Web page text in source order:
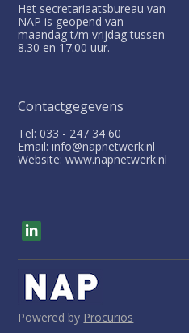
Het secretariaatsbureau van
NAP is geopend van
maandag t/m vrijdag tussen
8.30 en 17.00 uur.
Contactgegevens
Tel: 033 - 247 34 60
Email: info@napnetwerk.nl
Website: www.napnetwerk.nl
V
rPowered by Procurios